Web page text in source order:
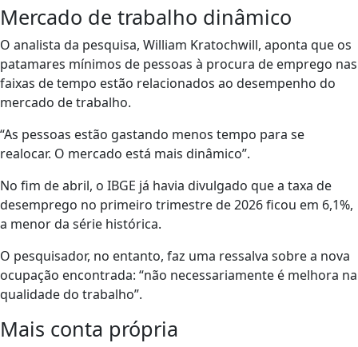
Mercado de trabalho dinâmico
O analista da pesquisa, William Kratochwill, aponta que os
patamares mínimos de pessoas à procura de emprego nas
faixas de tempo estão relacionados ao desempenho do
mercado de trabalho.
“As pessoas estão gastando menos tempo para se
realocar. O mercado está mais dinâmico”.
No fim de abril, o IBGE já havia divulgado que a taxa de
desemprego no primeiro trimestre de 2026 ficou em 6,1%,
a menor da série histórica.
O pesquisador, no entanto, faz uma ressalva sobre a nova
ocupação encontrada: “não necessariamente é melhora na
qualidade do trabalho”.
Mais conta própria